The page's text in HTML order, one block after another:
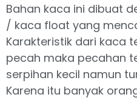
Bahan kaca ini dibuat
/ kaca float yang
Karakteristik dari kaca
pecah maka pecahan
serpihan kecil namun
Karena itu banyak